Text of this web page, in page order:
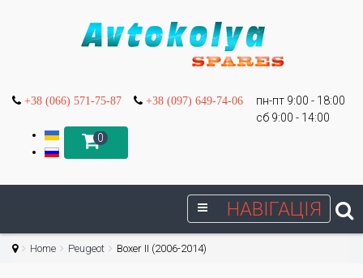
+38 (066) 571-75-87 +38 (097) 649-74-06
пн-пт 9:00 - 18:00
сб 9:00 - 14:00
0
НАВІГАЦІЯ
Home Peugeot Boxer II (2006-2014)